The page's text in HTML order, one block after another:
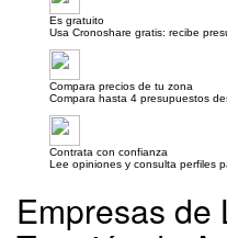
Es gratuito
Usa Cronoshare gratis: recibe
Compara precios de tu zona
Compara hasta 4 presupuestos
Contrata con confianza
Lee opiniones y consulta perfiles
Empresas de